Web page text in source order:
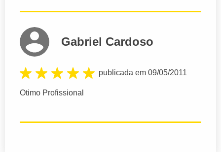
Gabriel Cardoso
publicada em 09/05/2011
Otimo Profissional